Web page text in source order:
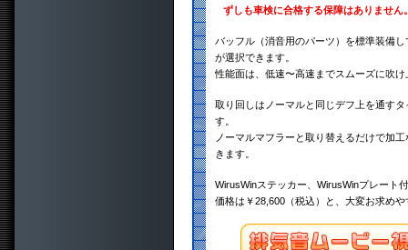
ずしも車検に合格する保障はありませ
バッフル（消音用のパーツ）を標準装備
が選択できます。
性能面は、低速〜高速までスムーズに吹
取り回しはノーマルと同じデフ上を通す
す。
ノーマルマフラーと取り替えるだけで加
きます。
WirusWinステッカー、WirusWinプレート
価格は￥28,600（税込）と、大変お求め